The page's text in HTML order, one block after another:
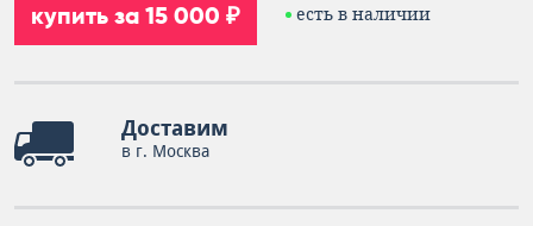
купить за 15 000 ₽ есть в наличии
Доставим
в г. Москва